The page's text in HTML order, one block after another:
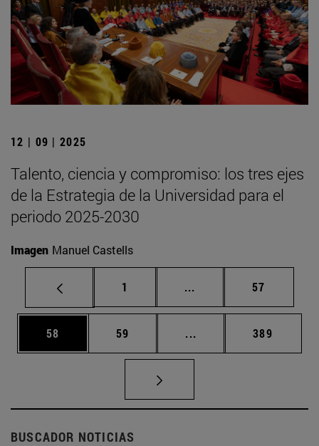
12 | 09 | 2025
Talento, ciencia y compromiso: los tres ejes
de la Estrategia de la Universidad para el
periodo 2025-2030
Imagen Manuel Castells
Página
1 ... Páginas intermedias
Página
57
Página
58 Página
59 ... Páginas intermedias
Página
389
BUSCADOR NOTICIAS